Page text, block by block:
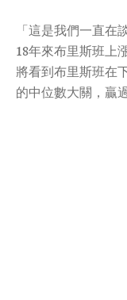
「這是我們一直
18年來布里斯班上
將看到布里斯班在
的中位數大關，贏